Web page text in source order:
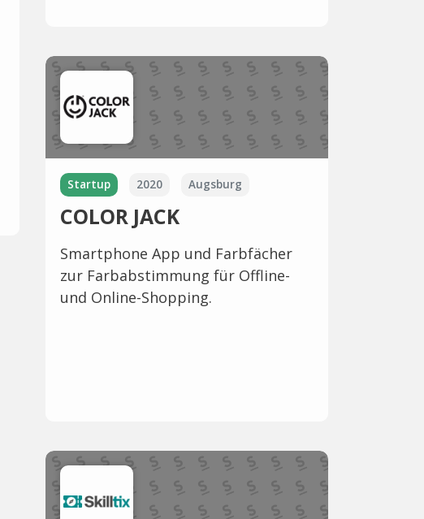
Startup 2020 Augsburg
COLOR JACK
Smartphone App und Farbfächer
zur Farbabstimmung für Offline-
und Online-Shopping.